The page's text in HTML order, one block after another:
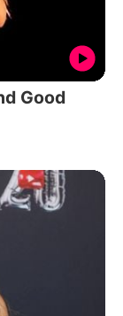
Good